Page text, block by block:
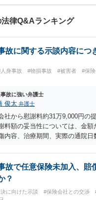
る方の心の支えにな
う、全力で業務に取
す。【休日・夜間面
律Q&Aランキング
故に関する示談内容につ
身事故 #物損事故 #被害者 #保
故に強い弁護士
俊太 弁護士
社から慰謝料約31万9,000円の
料額の妥当性については、金額
内容、治療期間、実際の通院
があります。保険会社から提
介入することにより増額を検
料・情報を準備した上で、弁
します。 ・相手方保険会社か
様の診断名、けがの内容 ・治
故で任意保険未加入、賠
？
に向けた示談 #保険会社との交渉